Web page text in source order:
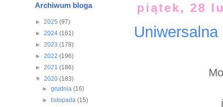
piątek, 28
Archiwum bloga
► 2025 (97)
► 2024 (161)
► 2023 (178)
► 2022 (196)
► 2021 (186)
▼ 2020 (183)
►grudnia(16)
►
listopada(15)